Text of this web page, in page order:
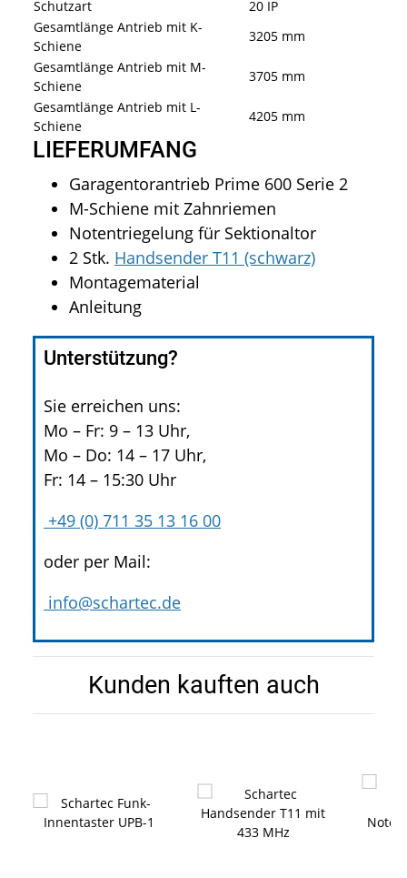
Schutzart
20 IP
Gesamtlänge Antrieb mit K-
Schiene
3205 mm
Gesamtlänge Antrieb mit M-
Schiene
3705 mm
Gesamtlänge Antrieb mit L-
Schiene
4205 mm
LIEFERUMFANG
Garagentorantrieb Prime 600 Serie 2
M-Schiene mit Zahnriemen
Notentriegelung für Sektionaltor
2 Stk. Handsender T11 (schwarz)
Montagematerial
Anleitung
Unterstützung?
Sie erreichen uns:
Mo – Fr: 9 – 13 Uhr,
Mo – Do: 14 – 17 Uhr,
Fr: 14 – 15:30 Uhr
+49 (0) 711 35 13 16 00
oder per Mail:
info@schartec.de
Kunden kauften auch